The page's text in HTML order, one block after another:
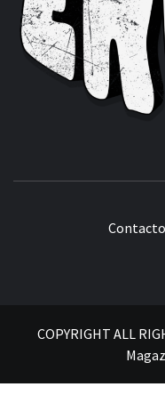
Contacto
COPYRIGHT ALL